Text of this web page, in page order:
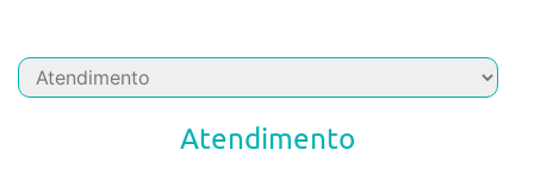
Atendimento